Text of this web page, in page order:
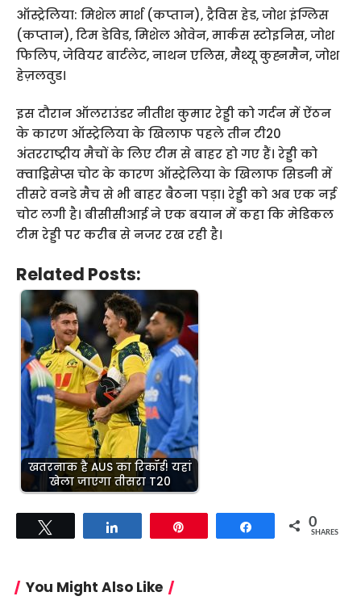
ऑस्ट्रेलिया: मिशेल मार्श (कप्तान), ट्रैविस हेड, जोश इंग्लिस
(कप्तान), टिम डेविड, मिशेल ओवेन, मार्कस स्टोइनिस, जोश
फिलिप, जेवियर बार्टलेट, नाथन एलिस, मैथ्यू कुह्नमैन, जोश
हेज़लवुड।
इस दौरान ऑलराउंडर नीतीश कुमार रेड्डी को गर्दन में ऐंठन
के कारण ऑस्ट्रेलिया के खिलाफ पहले तीन टी20
अंतरराष्ट्रीय मैचों के लिए टीम से बाहर हो गए हैं। रेड्डी को
क्वाड्रिसेप्स चोट के कारण ऑस्ट्रेलिया के खिलाफ सिडनी में
तीसरे वनडे मैच से भी बाहर बैठना पड़ा। रेड्डी को अब एक नई
चोट लगी है। बीसीसीआई ने एक बयान में कहा कि मेडिकल
टीम रेड्डी पर करीब से नजर रख रही है।
Related Posts:
खतरनाक है AUS का रिकॉर्ड! यहां
खेला जाएगा तीसरा T20
Share 0
SHARES
You Might Also Like